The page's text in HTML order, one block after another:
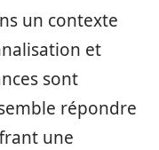
un contexte
et
sont
répondre
une